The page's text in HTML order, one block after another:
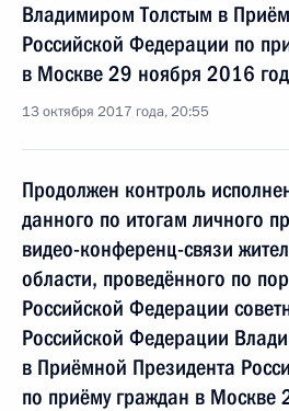
Владимиром Толстым в
Российской Федерации по
в Москве 29 ноября 2016
13 октября 2017 года, 20:55
Продолжен контроль
данного по итогам личного
видео-конференц-связи
области, проведённого по
Российской Федерации
Российской Федерации
в Приёмной Президента
по приёму граждан в Москве